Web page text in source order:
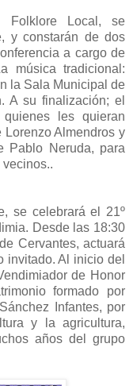
Folklore Local, se
y constarán de dos
a cargo de
música tradicional:
la Sala Municipal de
A su finalización; el
les quieran
Lorenzo Almendros y
Pablo Neruda, para
se celebrará el 21º
Desde las 18:30
Cervantes, actuará
invitado. Al inicio del
de Honor
formado por
Infantes, por
y la agricultura,
años del grupo